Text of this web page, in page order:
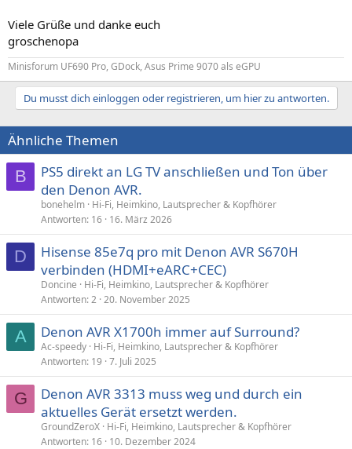
Viele Grüße und danke euch
groschenopa
Minisforum UF690 Pro, GDock, Asus Prime 9070 als eGPU
Du musst dich einloggen oder registrieren, um hier zu antworten.
Ähnliche Themen
B
PS5 direkt an LG TV anschließen und Ton über
den Denon AVR.
bonehelm Hi-Fi, Heimkino, Lautsprecher & Kopfhörer
Antworten 16 16. März 2026
D
Hisense 85e7q pro mit Denon AVR S670H
verbinden (HDMI+eARC+CEC)
Doncine
Hi-Fi, Heimkino, Lautsprecher & Kopfhörer
Antworten 2 20. November 2025
A Denon AVR X1700h immer auf Surround?
Ac-speedy Hi-Fi, Heimkino, Lautsprecher & Kopfhörer
Antworten 19 7. Juli 2025
G
Denon AVR 3313 muss weg und durch ein
aktuelles Gerät ersetzt werden.
GroundZeroX Hi-Fi, Heimkino, Lautsprecher & Kopfhörer
Antworten 16 10. Dezember 2024